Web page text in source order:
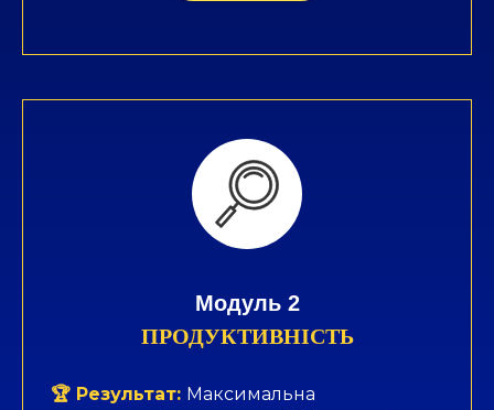
Модуль 2
ПРОДУКТИВНІСТЬ
🏆 Результат: Максимальна